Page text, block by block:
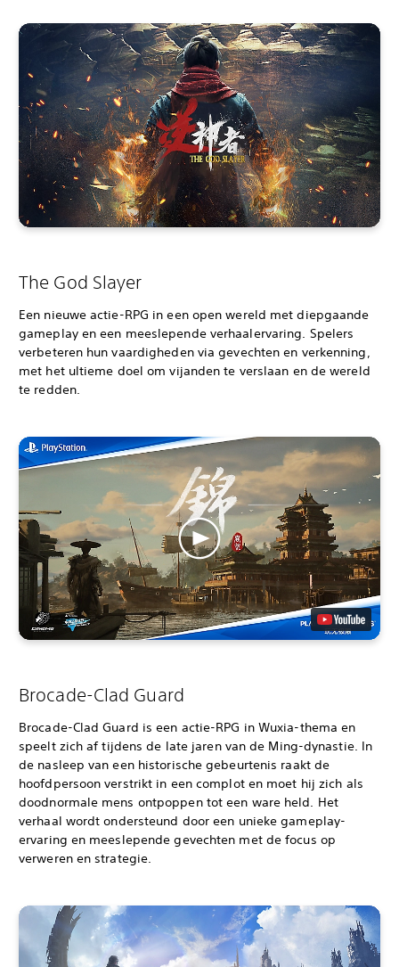
The God Slayer
Een nieuwe actie-RPG in een open wereld met diepgaande
gameplay en een meeslepende verhaalervaring. Spelers
verbeteren hun vaardigheden via gevechten en verkenning,
met het ultieme doel om vijanden te verslaan en de wereld
te redden.‎
Brocade-Clad Guard
Brocade-Clad Guard is een actie-RPG in Wuxia-thema en
speelt zich af tijdens de late jaren van de Ming-dynastie. In
de nasleep van een historische gebeurtenis raakt de
hoofdpersoon verstrikt in een complot en moet hij zich als
doodnormale mens ontpoppen tot een ware held. Het
verhaal wordt ondersteund door een unieke gameplay-
ervaring en meeslepende gevechten met de focus op
verweren en strategie.